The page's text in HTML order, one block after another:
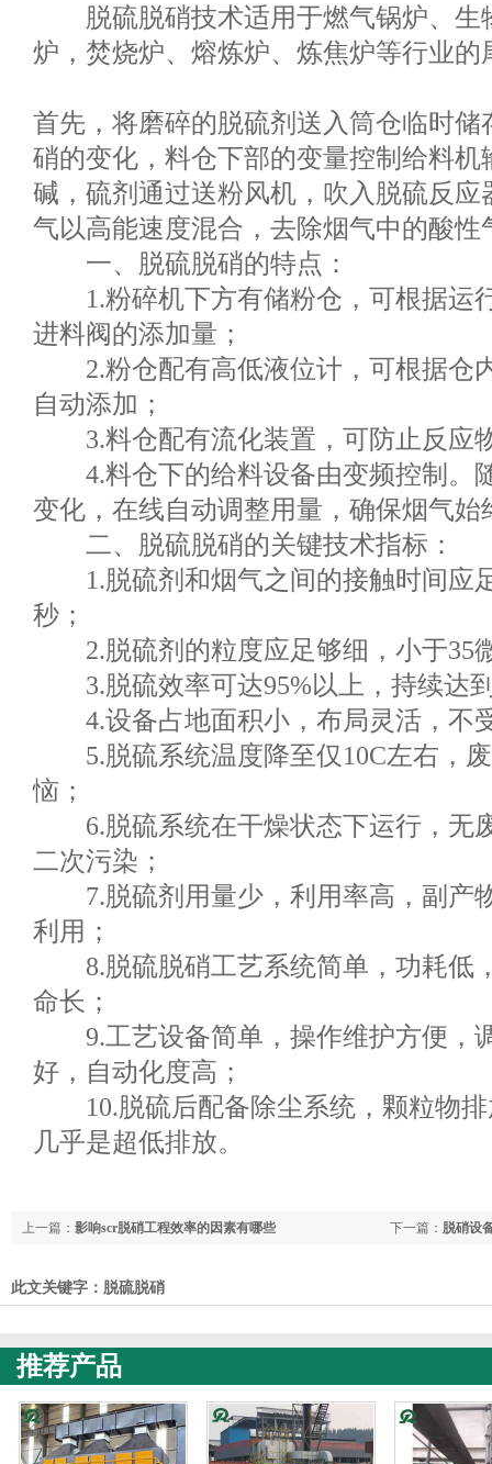
脱硫脱硝技术适用于燃气锅炉、生
炉，焚烧炉、熔炼炉、炼焦炉等行业的
首先，将磨碎的脱硫剂送入筒仓临时储
硝的变化，料仓下部的变量控制给料机
碱，硫剂通过送粉风机，吹入脱硫反应
气以高能速度混合，去除烟气中的酸性
一、脱硫脱硝的特点：
1.粉碎机下方有储粉仓，可根据运
进料阀的添加量；
2.粉仓配有高低液位计，可根据仓
自动添加；
3.料仓配有流化装置，可防止反应
4.料仓下的给料设备由变频控制。
变化，在线自动调整用量，确保烟气始
二、脱硫脱硝的关键技术指标：
1.脱硫剂和烟气之间的接触时间应
秒；
2.脱硫剂的粒度应足够细，小于35
3.脱硫效率可达95%以上，持续达
4.设备占地面积小，布局灵活，不
5.脱硫系统温度降至仅10C左右，废
恼；
6.脱硫系统在干燥状态下运行，无
二次污染；
7.脱硫剂用量少，利用率高，副产物
利用；
8.脱硫脱硝工艺系统简单，功耗低
命长；
9.工艺设备简单，操作维护方便，
好，自动化度高；
10.脱硫后配备除尘系统，颗粒物排
几乎是超低排放。
下一篇： 脱硝设
上一篇： 影响scr脱硝工程效率的因素有哪些
此文关键字：脱硫脱硝
推荐产品